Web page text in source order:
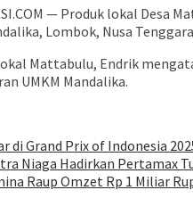
— Produk lokal Desa
Lombok, Nusa
Mattabulu, Endrik
UMKM Mandalika.
di Grand Prix of Indonesia
Niaga Hadirkan Pertamax
Raup Omzet Rp 1 Miliar